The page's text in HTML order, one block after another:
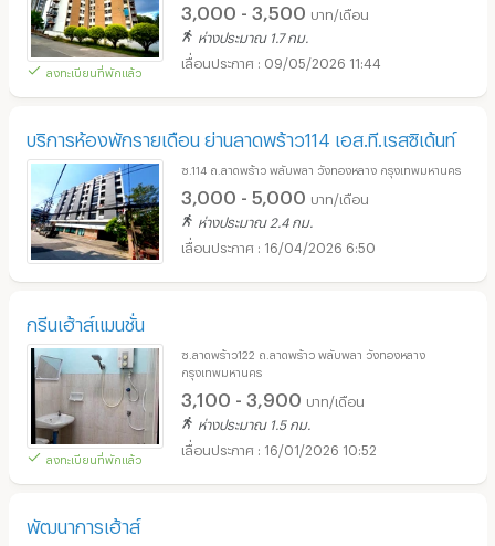
ลงทะเบียนที่พักแล้ว
3,000 - 3,500 บาท/เดือน
ห่างประมาณ 1.7 กม.
09/05/2026 11:44
บริการห้องพักรายเดือน ย่านลาดพร้าว114 เอส.ที.เรสซิเด้นท์
ซ.114 ถ.ลาดพร้าว พลับพลา วังทองหลาง กรุงเทพมหานคร
3,000 - 5,000 บาท/เดือน
ห่างประมาณ 2.4 กม.
16/04/2026 6:50
กรีนเฮ้าส์แมนชั่น
ลงทะเบียนที่พักแล้ว
ซ.ลาดพร้าว122 ถ.ลาดพร้าว พลับพลา วังทองหลาง
กรุงเทพมหานคร
3,100 - 3,900 บาท/เดือน
ห่างประมาณ 1.5 กม.
16/01/2026 10:52
พัฒนาการเฮ้าส์